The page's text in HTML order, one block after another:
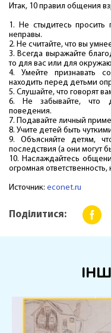
Итак, 10 правил общения
1. Не стыдитесь
неправы.
2. Не считайте, что вы
3. Всегда выражайте
то для вас или для
4. Умейте признавать
находить перед детьми
5. Слушайте, что говорят
6. Не забывайте, что
поведения.
7. Подавайте личный
8. Учите детей быть
9. Объясняйте детям,
последствия (а они могут
10. Наслаждайтесь
огромная
Источник: econet.ru
Поділитися: